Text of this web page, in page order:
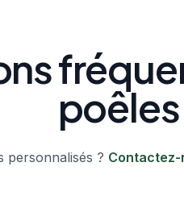
poêles
personnalisés ? Contactez-